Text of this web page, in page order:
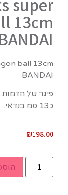
super
13cm
BANDAI
ball 13cm
BANDAI
פיגר של הדמות
כ13 סמ בנדאי.
₪198.00